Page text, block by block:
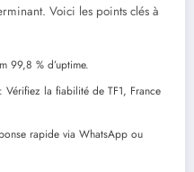
Voici les points clés à
99,8 % d’uptime.
la fiabilité de TF1, France
rapide via WhatsApp ou